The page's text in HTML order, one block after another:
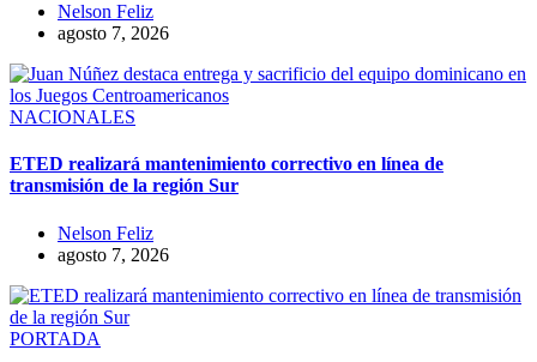
Nelson Feliz
agosto 7, 2026
NACIONALES
ETED realizará mantenimiento correctivo en línea de
transmisión de la región Sur
Nelson Feliz
agosto 7, 2026
PORTADA